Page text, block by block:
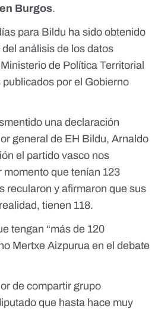
Burgos.
para Bildu ha sido obtenido
análisis de los datos
de Política Territorial
publicados por el Gobierno
una declaración
general de EH Bildu, Arnaldo
el partido vasco nos
que tenían 123
recularon y afirmaron que sus
tienen 118.
tengan “más de 120
Mertxe Aizpurua en el debate
de compartir grupo
que hasta hace muy